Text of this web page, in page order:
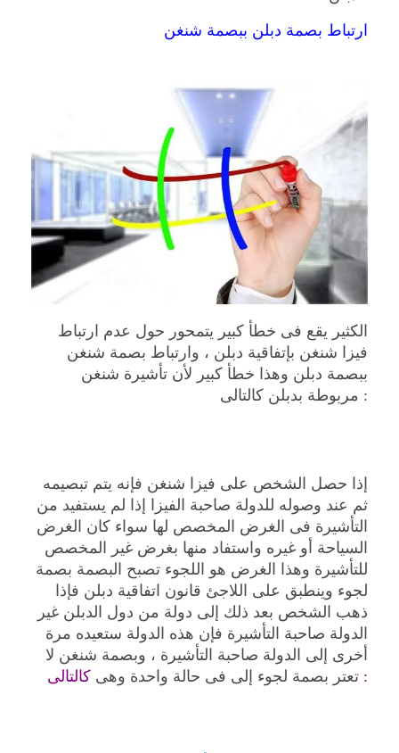
ارتباط بصمة دبلن ببصمة شنغن
الكثير يقع فى خطأ كبير يتمحور حول عدم ارتباط
فيزا شنغن بإتفاقية دبلن ، وارتباط بصمة شنغن
ببصمة دبلن وهذا خطأ كبير لأن تأشيرة شنغن
مربوطة بدبلن كالتالى :
ثم عند وصوله للدولة صاحبة الفيزا إذا لم يستفيد من
التأشيرة فى الغرض المخصص لها سواء كان الغرض
السياحة أو غيره واستفاد منها بغرض غير المخصص
للتأشيرة وهذا الغرض هو اللجوء تصبح البصمة بصمة
لجوء وينطبق على اللاجئ قانون اتفاقية دبلن فإذا
ذهب الشخص بعد ذلك إلى دولة من دول الدبلن غير
الدولة صاحبة التأشيرة فإن هذه الدولة ستعيده مرة
أخرى إلى الدولة صاحبة التأشيرة ، وبصمة شنغن لا
تعتر بصمة لجوء إلى فى حالة واحدة وهى كالتالى :